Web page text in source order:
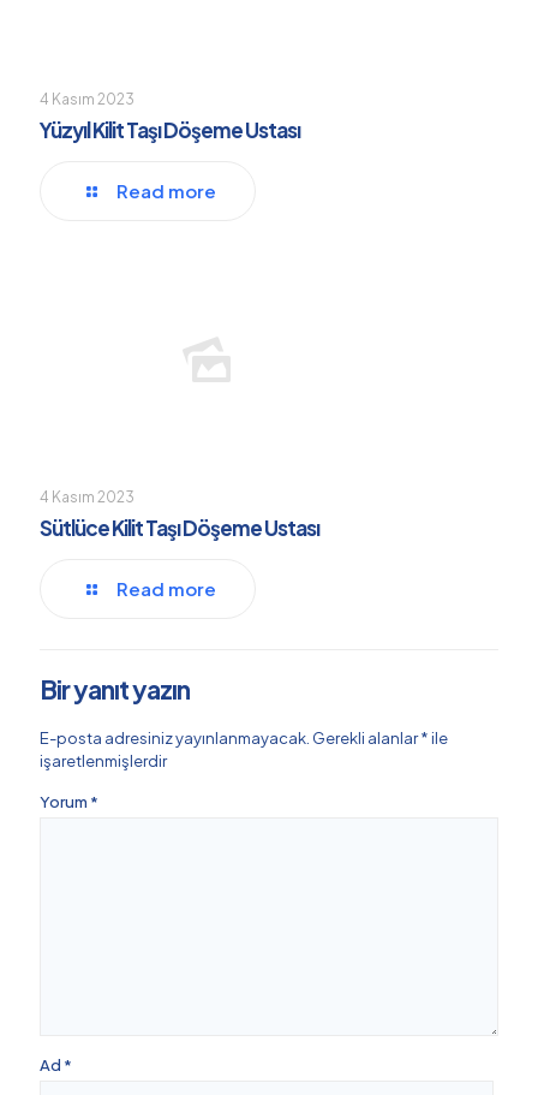
4 Kasım 2023
Yüzyıl Kilit Taşı Döşeme Ustası
Read more
4 Kasım 2023
Sütlüce Kilit Taşı Döşeme Ustası
Read more
Bir yanıt yazın
E-posta adresiniz yayınlanmayacak. Gerekli alanlar*ile
işaretlenmişlerdir
Yorum *
Ad *